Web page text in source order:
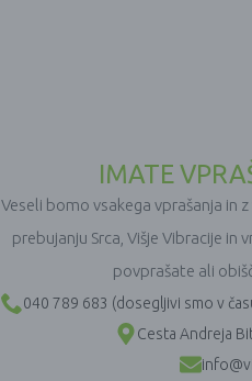
IMATE
Veseli bomo vsakega vprašanja in
prebujanju Srca, Višje Vibracije in
povprašate ali
040 789 683 (dosegljivi smo v
Cesta Andreja